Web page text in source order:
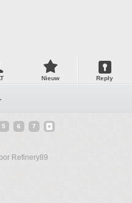
Nieuw Reply
5 6 7
Refinery89